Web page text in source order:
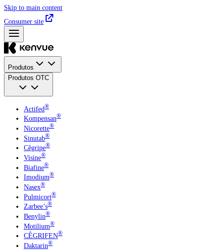
Skip to main content
Consumer site
Produtos
Produtos OTC
Actifed®
Kompensan®
Nicorette®
Sinutab®
Cêgripe®
Visine®
Biafine®
Imodium®
Nasex®
Pulmicort®
Zarbee’s®
Benylin®
Motilium®
CÊGRIFEN®
Daktarin®